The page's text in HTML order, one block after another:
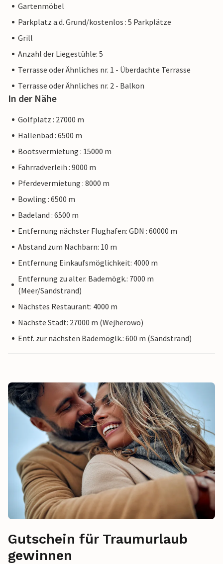
Gartenmöbel
Parkplatz a.d. Grund/kostenlos : 5 Parkplätze
Grill
Anzahl der Liegestühle: 5
Terrasse oder Ähnliches nr. 1 - Überdachte Terrasse
Terrasse oder Ähnliches nr. 2 - Balkon
In der Nähe
Golfplatz : 27000 m
Hallenbad : 6500 m
Bootsvermietung : 15000 m
Fahrradverleih : 9000 m
Pferdevermietung : 8000 m
Bowling : 6500 m
Badeland : 6500 m
Entfernung nächster Flughafen: GDN : 60000 m
Abstand zum Nachbarn: 10 m
Entfernung Einkaufsmöglichkeit: 4000 m
Entfernung zu alter. Bademögk.: 7000 m
(Meer/Sandstrand)
Nächstes Restaurant: 4000 m
Nächste Stadt: 27000 m (Wejherowo)
Entf. zur nächsten Bademöglk.: 600 m (Sandstrand)
Gutschein für Traumurlaub
gewinnen